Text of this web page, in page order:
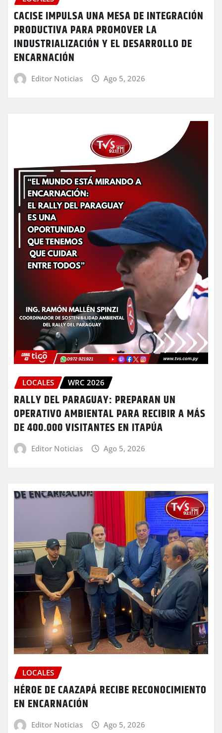
CACISE IMPULSA UNA MESA DE INTEGRACIÓN
PRODUCTIVA PARA PROMOVER LA
INDUSTRIALIZACIÓN Y EL DESARROLLO DE
ENCARNACIÓN
Editor Noticias Ago 5, 2026
LOCALES WRC 2026
RALLY DEL PARAGUAY: PREPARAN UN
OPERATIVO AMBIENTAL PARA RECIBIR A MÁS
DE 400.000 VISITANTES EN ITAPÚA
Editor Noticias Ago 5, 2026
LOCALES
HÉROE DE CAAZAPÁ RECIBE RECONOCIMIENTO
EN ENCARNACIÓN
Editor Noticias Ago 5, 2026